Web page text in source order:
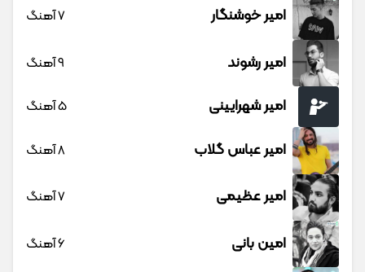
امیر خوشنگار 7 آهنگ
امیر رشوند 9 آهنگ
امیر شهرایینی 5 آهنگ
امیر عباس گلاب 8 آهنگ
امیر عظیمی 7 آهنگ
امین بانی 6 آهنگ